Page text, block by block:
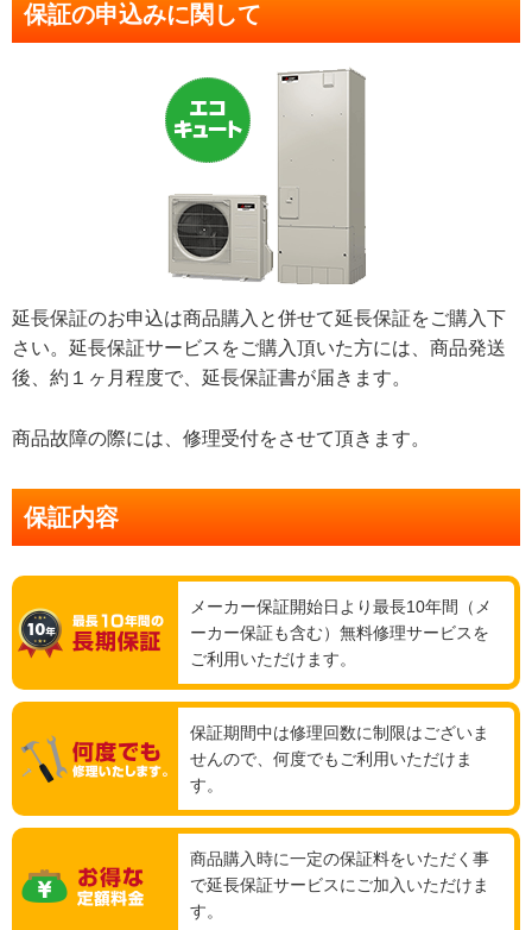
保証の申込みに関して
延長保証のお申込は商品購入と併せて延長保証をご購入下
さい。延長保証サービスをご購入頂いた方には、商品発送
後、約１ヶ月程度で、延長保証書が届きます。
商品故障の際には、修理受付をさせて頂きます。
保証内容
メーカー保証開始日より最長10年間（メ
ーカー保証も含む）無料修理サービスを
ご利用いただけます。
保証期間中は修理回数に制限はございま
せんので、何度でもご利用いただけま
す。
商品購入時に一定の保証料をいただく事
で延長保証サービスにご加入いただけま
す。